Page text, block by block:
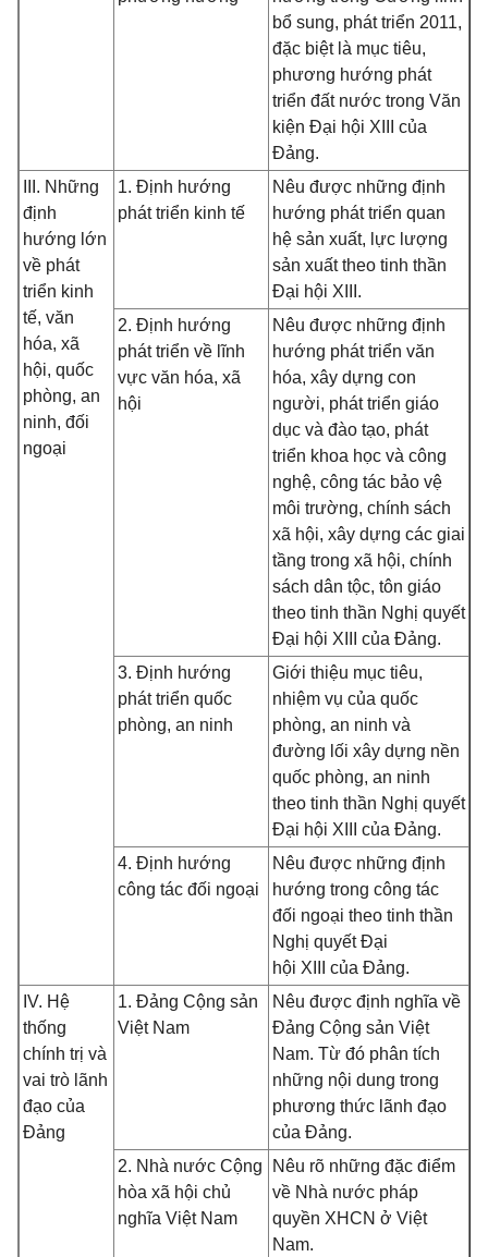
bổ sung, phát triển 2011,
đặc biệt là mục tiêu,
phương hướng phát
triển đất nước trong Văn
kiện Đại hội XIII của
Đảng.
III. Những
định
hướng lớn
về phát
triển kinh
tế, văn
hóa, xã
hội, quốc
phòng, an
ninh, đối
ngoại
1. Định hướng
phát triển kinh tế
Nêu được những định
hướng phát triển quan
hệ sản xuất, lực lượng
sản xuất theo tinh thần
Đại hội XIII.
2. Định hướng
phát triển về lĩnh
vực văn hóa, xã
hội
Nêu được những định
hướng phát triển văn
hóa, xây dựng con
người, phát triển giáo
dục và đào tạo, phát
triển khoa học và công
nghệ, công tác bảo vệ
môi trường, chính sách
xã hội, xây dựng các giai
tầng trong xã hội, chính
sách dân tộc, tôn giáo
theo tinh thần Nghị quyết
Đại hội XIII của Đảng.
3. Định hướng
phát triển quốc
phòng, an ninh
Giới thiệu mục tiêu,
nhiệm vụ của quốc
phòng, an ninh và
đường lối xây dựng nền
quốc phòng, an ninh
theo tinh thần Nghị quyết
Đại hội XIII của Đảng.
4. Định hướng
công tác đối ngoại
Nêu được những định
hướng trong công tác
đối ngoại theo tinh thần
Nghị quyết Đại
hội XIII của Đảng.
IV. Hệ
thống
chính trị và
vai trò lãnh
đạo của
Đảng
1. Đảng Cộng sản
Việt Nam
Nêu được định nghĩa về
Đảng Cộng sản Việt
Nam. Từ đó phân tích
những nội dung trong
phương thức lãnh đạo
của Đảng.
2. Nhà nước Cộng
hòa xã hội chủ
nghĩa Việt Nam
Nêu rõ những đặc điểm
về Nhà nước pháp
quyền XHCN ở Việt
Nam.